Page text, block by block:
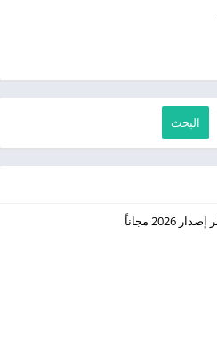
البحث